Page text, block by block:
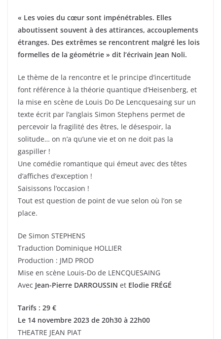
« Les voies du cœur sont impénétrables. Elles
aboutissent souvent à des attirances, accouplements
étranges. Des extrêmes se rencontrent malgré les lois
formelles de la géométrie » dit l’écrivain Jean Noli.
Le thème de la rencontre et le principe d’incertitude
font référence à la théorie quantique d’Heisenberg, et
la mise en scène de Louis Do De Lencquesaing sur un
texte écrit par l’anglais Simon Stephens permet de
percevoir la fragilité des êtres, le désespoir, la
solitude… on n’a qu’une vie et on ne doit pas la
gaspiller !
Une comédie romantique qui émeut avec des têtes
d’affiches d’exception !
Saisissons l’occasion !
Tout est question de point de vue selon où l’on se
place.
De Simon STEPHENS
Traduction Dominique HOLLIER
Production : JMD PROD
Mise en scène Louis-Do de LENCQUESAING
Avec Jean-Pierre DARROUSSIN et Elodie FRÉGÉ
Tarifs : 29 €
Le 14 novembre 2023 de 20h30 à 22h00
THEATRE JEAN PIAT